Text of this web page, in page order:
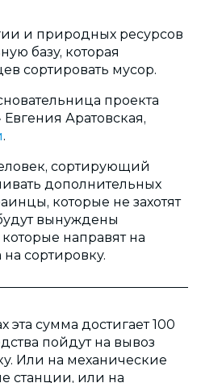
и природных ресурсов
базу, которая
сортировать мусор.
проекта
Аратовская,
.
сортирующий
дополнительных
которые не захотят
вынуждены
направят на
сортировку.
эта сумма достигает 100
пойдут на вывоз
Или на механические
станции, или на